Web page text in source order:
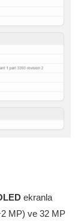
ekranla
MP) ve 32 MP